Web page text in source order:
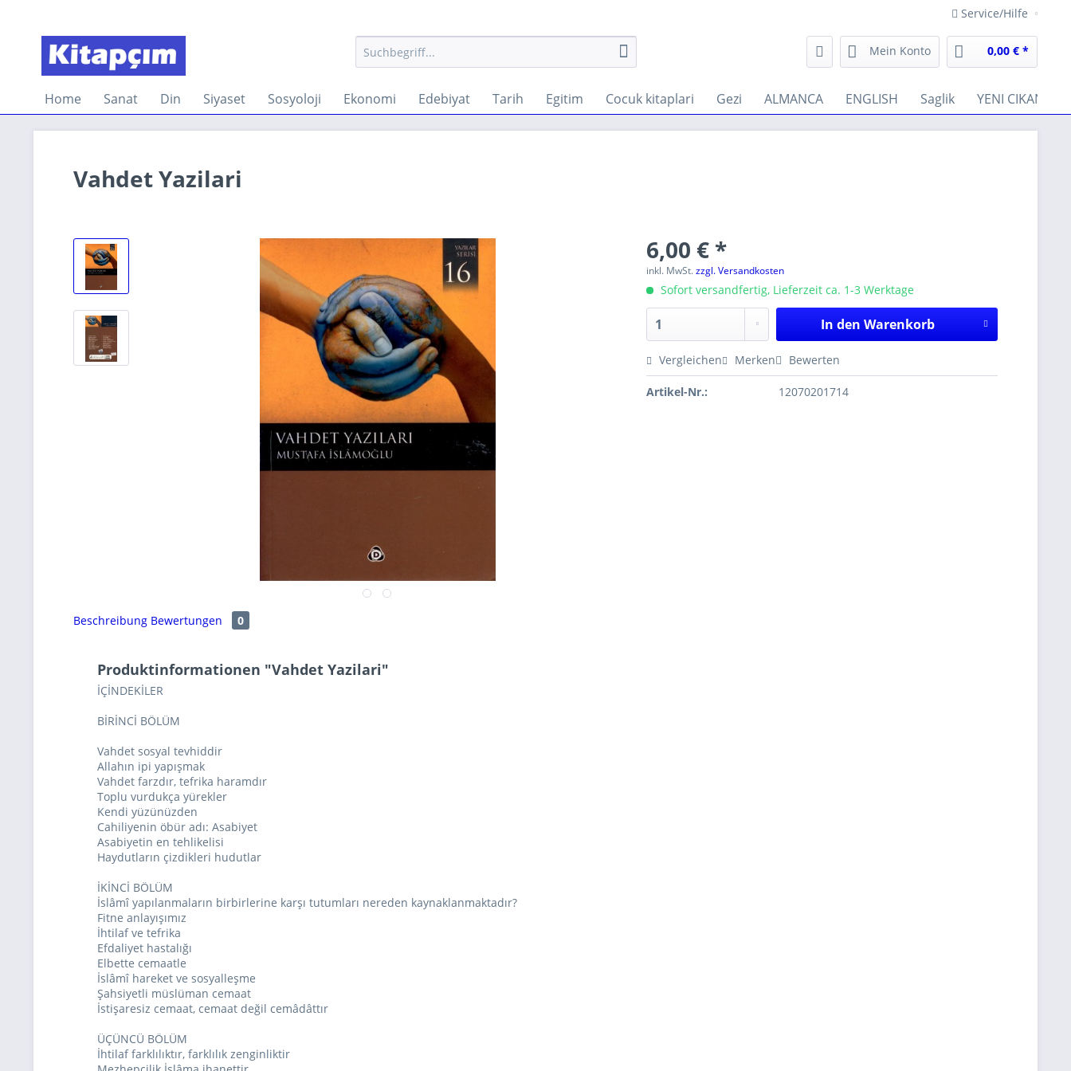
Service/Hilfe
Mein Konto 0,00 € *
Home Sanat Din Siyaset Sosyoloji Ekonomi Edebiyat Tarih Egitim Cocuk kitaplari Gezi ALMANCA ENGLISH Saglik YENI CIKANLAR
Vahdet Yazilari
6,00 € *
inkl. MwSt.zzgl. Versandkosten
Sofort versandfertig, Lieferzeit ca. 1-3 Werktage
In den Warenkorb
Vergleichen Merken Bewerten
Artikel-Nr.: 12070201714
Beschreibung Bewertungen 0
Produktinformationen "Vahdet Yazilari"
İÇİNDEKİLER
BİRİNCİ BÖLÜM
Vahdet sosyal tevhiddir
Allahın ipi yapışmak
Vahdet farzdır, tefrika haramdır
Toplu vurdukça yürekler
Kendi yüzünüzden
Cahiliyenin öbür adı: Asabiyet
Asabiyetin en tehlikelisi
Haydutların çizdikleri hudutlar
İKİNCİ BÖLÜM
İslâmî yapılanmaların birbirlerine karşı tutumları nereden kaynaklanmaktadır?
Fitne anlayışımız
İhtilaf ve tefrika
Efdaliyet hastalığı
Elbette cemaatle
İslâmî hareket ve sosyalleşme
Şahsiyetli müslüman cemaat
İstişaresiz cemaat, cemaat değil cemâdâttır
ÜÇÜNCÜ BÖLÜM
İhtilaf farklılıktır, farklılık zenginliktir